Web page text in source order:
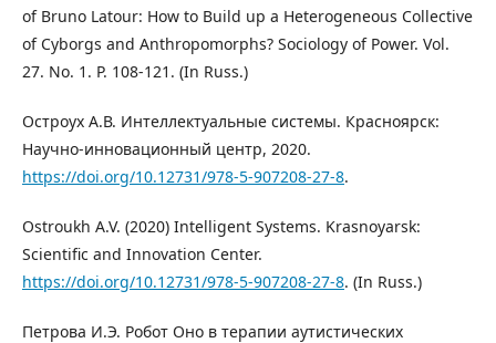
of Bruno Latour: How to Build up a Heterogeneous Collective
of Cyborgs and Anthropomorphs? Sociology of Power. Vol.
27. No. 1. P. 108-121. (In Russ.)
Остроух А.В. Интеллектуальные системы. Красноярск:
Научно-инновационный центр, 2020.
https://doi.org/10.12731/978-5-907208-27-8.
Ostroukh A.V. (2020) Intelligent Systems. Krasnoyarsk:
Scientific and Innovation Center.
https://doi.org/10.12731/978-5-907208-27-8. (In Russ.)
Петрова И.Э. Робот Оно в терапии аутистических